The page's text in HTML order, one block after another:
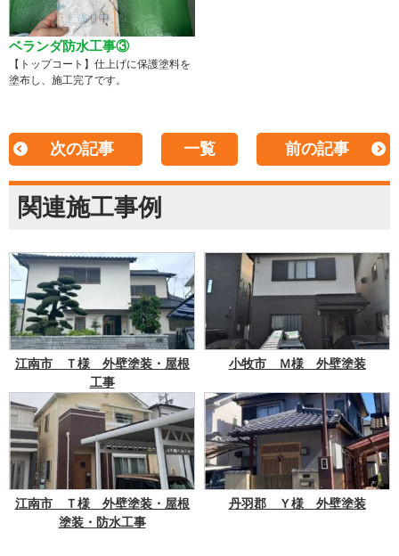
ベランダ防水工事③
【トップコート】仕上げに保護塗料を
塗布し、施工完了です。
次の記事 一覧 前の記事
関連施工事例
江南市 Ｔ様 外壁塗装・屋根
工事
小牧市 Ｍ様 外壁塗装
江南市 Ｔ様 外壁塗装・屋根
塗装・防水工事
丹羽郡 Ｙ様 外壁塗装